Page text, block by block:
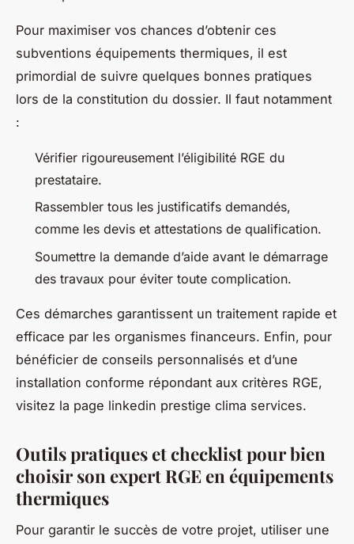
Pour maximiser vos chances d’obtenir ces
subventions équipements thermiques, il est
primordial de suivre quelques bonnes pratiques
lors de la constitution du dossier. Il faut notamment
:
Vérifier rigoureusement l’éligibilité RGE du
prestataire.
Rassembler tous les justificatifs demandés,
comme les devis et attestations de qualification.
Soumettre la demande d’aide avant le démarrage
des travaux pour éviter toute complication.
Ces démarches garantissent un traitement rapide et
efficace par les organismes financeurs. Enfin, pour
bénéficier de conseils personnalisés et d’une
installation conforme répondant aux critères RGE,
visitez la page linkedin prestige clima services.
Outils pratiques et checklist pour bien
choisir son expert RGE en équipements
thermiques
Pour garantir le succès de votre projet, utiliser une